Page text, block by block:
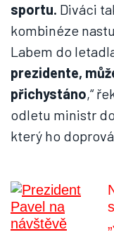
sportu. Diváci
kombinéze
Labem do
prezidente,
přichystáno,“
odletu ministr
který ho